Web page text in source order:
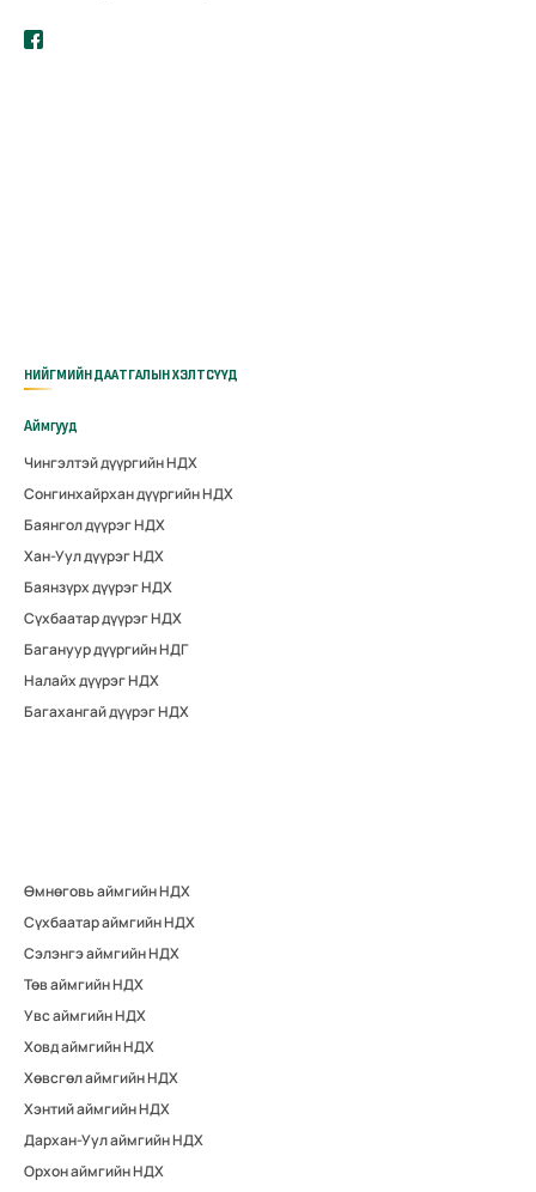
НИЙГМИЙН ДААТГАЛЫН ХЭЛТСҮҮД
Аймгууд
Чингэлтэй дүүргийн НДХ
Сонгинхайрхан дүүргийн НДХ
Баянгол дүүрэг НДХ
Хан-Уул дүүрэг НДХ
Баянзүрх дүүрэг НДХ
Сүхбаатар дүүрэг НДХ
Багануур дүүргийн НДГ
Налайх дүүрэг НДХ
Багахангай дүүрэг НДХ
Өмнөговь аймгийн НДХ
Сүхбаатар аймгийн НДХ
Сэлэнгэ аймгийн НДХ
Төв аймгийн НДХ
Увс аймгийн НДХ
Ховд аймгийн НДХ
Хөвсгөл аймгийн НДХ
Хэнтий аймгийн НДХ
Дархан-Уул аймгийн НДХ
Орхон аймгийн НДХ